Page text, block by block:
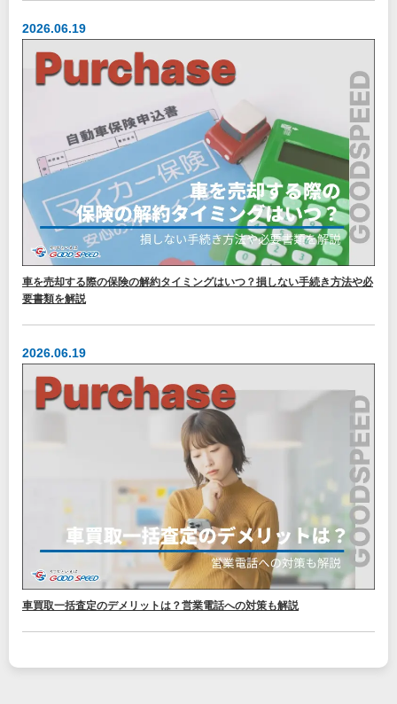
2026.06.19
車を売却する際の保険の解約タイミングはいつ？損しない手続き方法や必
要書類を解説
2026.06.19
車買取一括査定のデメリットは？営業電話への対策も解説